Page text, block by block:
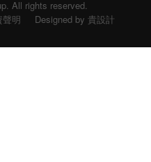
All rights reserved.
聲明 Designed by 貴設計